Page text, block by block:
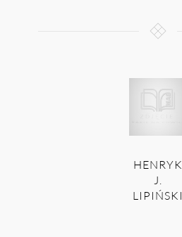
HENRYK
J.
LIPIŃSKI